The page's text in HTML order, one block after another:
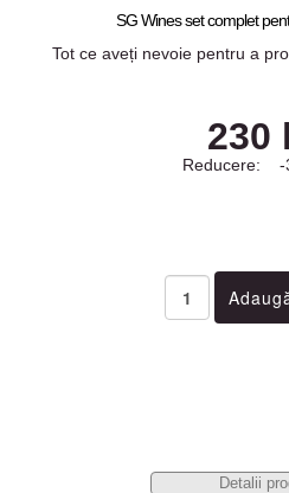
SG Wines set complet
Tot ce aveți nevoie pentru a
230
Reducere: -
Detalii